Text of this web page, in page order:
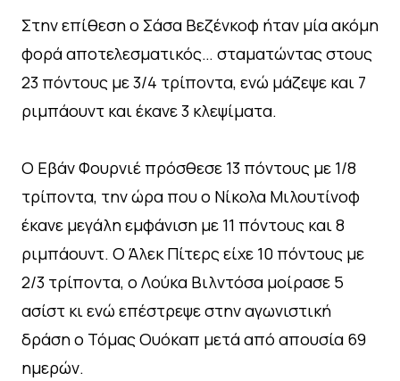
Στην επίθεση ο Σάσα Βεζένκοφ ήταν μία ακόμη
φορά αποτελεσματικός… σταματώντας στους
23 πόντους με 3/4 τρίποντα, ενώ μάζεψε και 7
ριμπάουντ και έκανε 3 κλεψίματα.
Ο Εβάν Φουρνιέ πρόσθεσε 13 πόντους με 1/8
τρίποντα, την ώρα που ο Νίκολα Μιλουτίνοφ
έκανε μεγάλη εμφάνιση με 11 πόντους και 8
ριμπάουντ. Ο Άλεκ Πίτερς είχε 10 πόντους με
2/3 τρίποντα, ο Λούκα Βιλντόσα μοίρασε 5
ασίστ κι ενώ επέστρεψε στην αγωνιστική
δράση ο Τόμας Ουόκαπ μετά από απουσία 69
ημερών.